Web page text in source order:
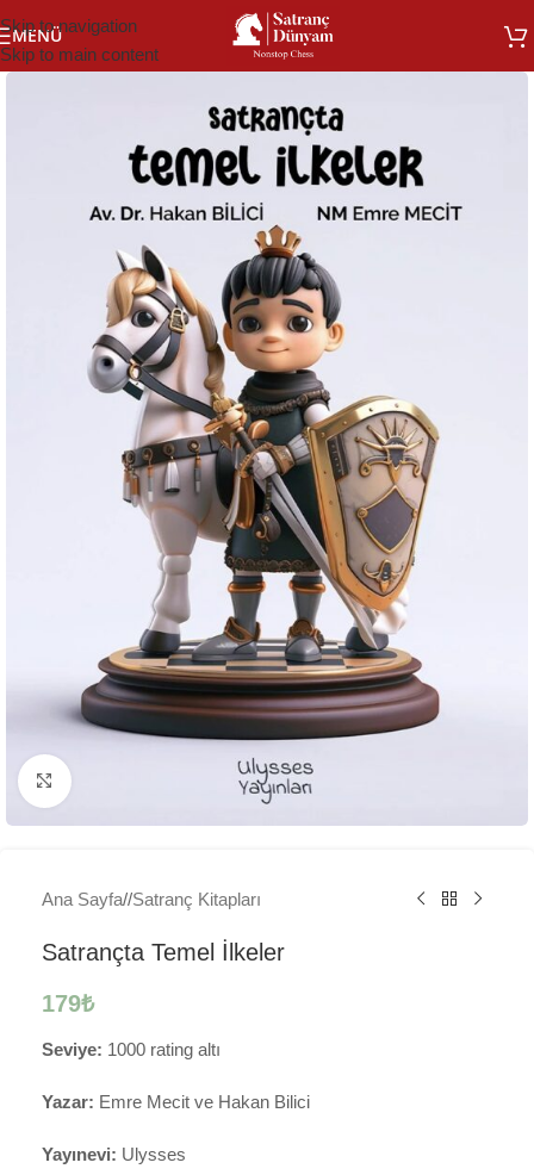
Skip to navigation
Skip to main content
MENÜ
Büyütmek için tıklayın
Ana Sayfa/ Satranç Kitapları
Satrançta Temel İlkeler
179₺
Seviye: 1000 rating altı
Yazar: Emre Mecit ve Hakan Bilici
Yayınevi: Ulysses